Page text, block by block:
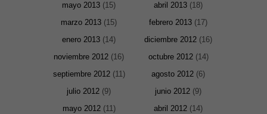
mayo 2013 (15) abril 2013 (18)
marzo 2013 (15) febrero 2013 (17)
enero 2013 (14) diciembre 2012 (16)
noviembre 2012 (16) octubre 2012(14)
septiembre 2012(11) agosto 2012 (6)
julio 2012 (9) junio 2012 (9)
mayo 2012(11) abril 2012 (14)